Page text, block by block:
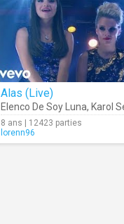
Alas (Live)
Elenco De Soy Luna, Karol
8 ans | 12423 parties
lorenn96